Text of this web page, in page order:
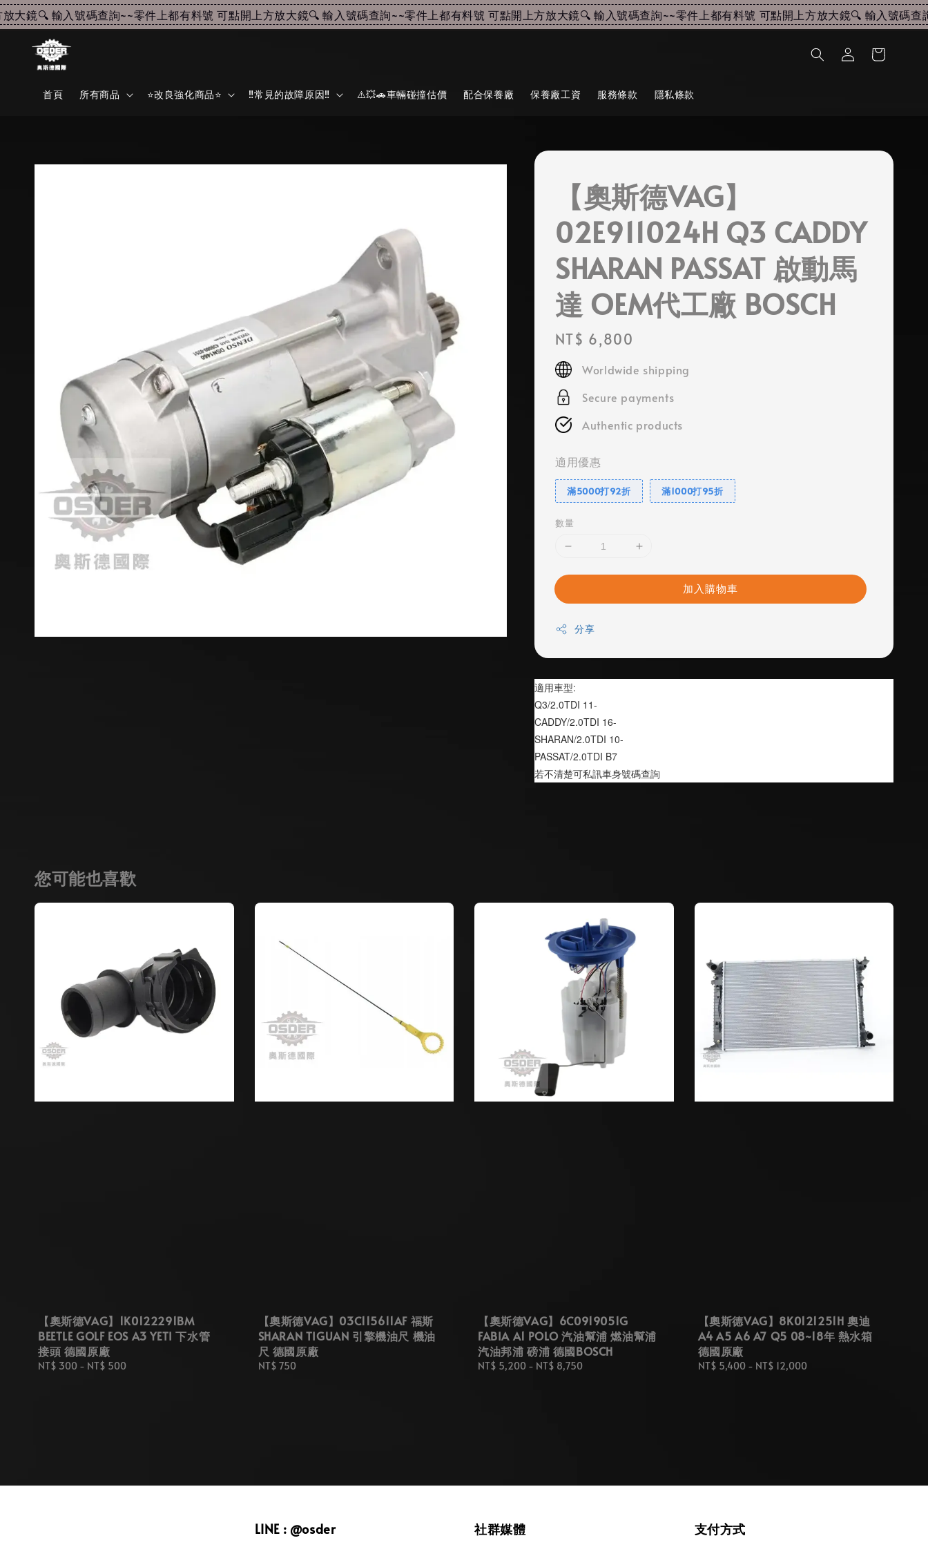
鏡🔍 輸入號碼查詢~~零件上都有料號 可點開上方放大鏡🔍 輸入號碼查詢~~零件上都有料號 可點開上方放大鏡🔍 輸入號碼查詢~~零件上都有料號 可點開上方放大鏡🔍 輸入號碼查詢
首頁 所有商品 ⭐改良強化商品⭐ ‼️常見的故障原因‼️ ⚠️💥🚗車輛碰撞估價 配合保養廠 保養廠工資 服務條款 隱私條款
【奧斯德VAG】
02E911024H Q3 CADDY
SHARAN PASSAT 啟動馬
達 OEM代工廠 BOSCH
Regular
price
NT$ 6,800
Worldwide shipping
Secure payments
Authentic products
適用優惠
滿5000打92折 滿1000打95折
數量
加入購物車
分享
適用車型:
Q3/2.0TDI 11-
CADDY/2.0TDI 16-
SHARAN/2.0TDI 10-
PASSAT/2.0TDI B7
若不清楚可私訊車身號碼查詢
您可能也喜歡
【奧斯德VAG】1K0122291BM
BEETLE GOLF EOS A3 YETI 下水管
接頭 德國原廠
Regular
NT$ 300 - NT$ 500
【奧斯德VAG】03C115611AF 福斯
SHARAN TIGUAN 引擎機油尺 機油
尺 德國原廠
Regular
NT$ 750
【奧斯德VAG】6C0919051G
FABIA A1 POLO 汽油幫浦 燃油幫浦
汽油邦浦 磅浦 德國BOSCH
Regular
NT$ 5,200 - NT$ 8,750
【奧斯德VAG】8K0121251H 奧迪
A4 A5 A6 A7 Q5 08~18年 熱水箱
德國原廠
Regular
NT$ 5,400- NT$ 12,000
LINE : @osder 社群媒體 支付方式